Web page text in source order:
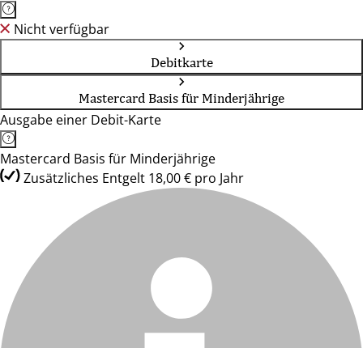
Nicht verfügbar
Debitkarte
Mastercard Basis für Minderjährige
Ausgabe einer Debit-Karte
Mastercard Basis für Minderjährige
Zusätzliches Entgelt 18,00 € pro Jahr